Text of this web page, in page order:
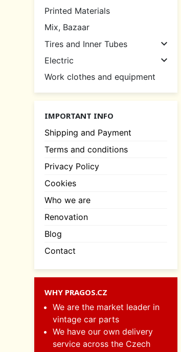
Printed Materials
Mix, Bazaar
Tires and Inner Tubes

Electric 
Work clothes and equipment
IMPORTANT INFO
Shipping and Payment
Terms and conditions
Privacy Policy
Cookies
Who we are
Renovation
Blog
Contact
WHY PRAGOS.CZ
We are the market leader in
vintage car parts
We have our own delivery
service across the Czech